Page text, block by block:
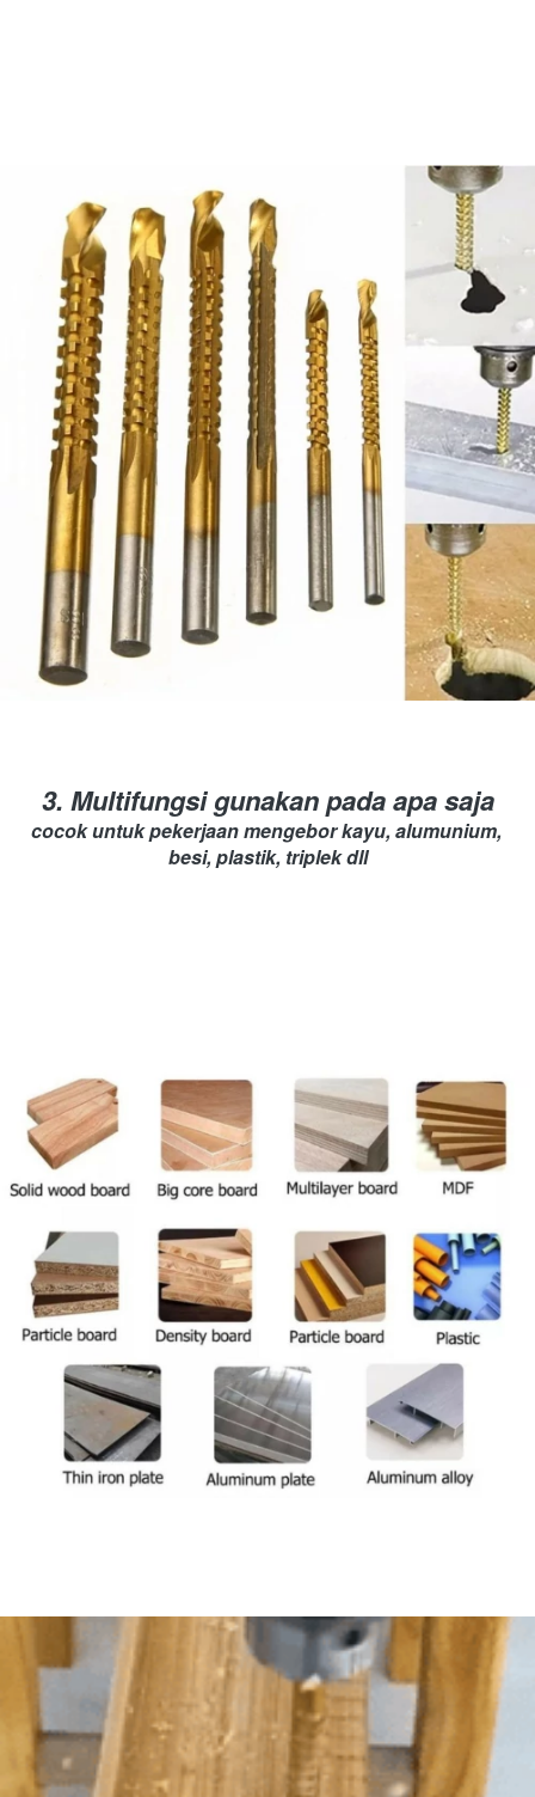
3. Multifungsi gunakan pada apa saja
cocok untuk pekerjaan mengebor kayu, alumunium,
besi, plastik, triplek dll